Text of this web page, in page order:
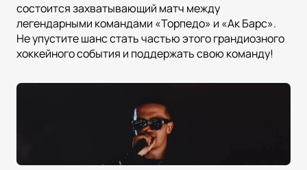
состоится захватывающий матч между
легендарными командами «Торпедо» и «Ак Барс».
Не упустите шанс стать частью этого грандиозного
хоккейного события и поддержать свою команду!